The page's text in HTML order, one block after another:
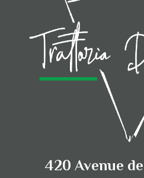
420 Avenue